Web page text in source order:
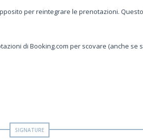
per reintegrare le prenotazioni.
di Booking.com per scovare (anche